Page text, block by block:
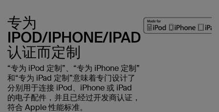
专为
IPOD/IPHONE/IPAD
认证而定制
“专为 iPod 定制”、“专为 iPhone 定制”
和“专为 iPad 定制”意味着专门设计了
分别用于连接 iPod、iPhone 或 iPad
的电子配件，并且已经过开发商认证，
符合 Apple 性能标准。